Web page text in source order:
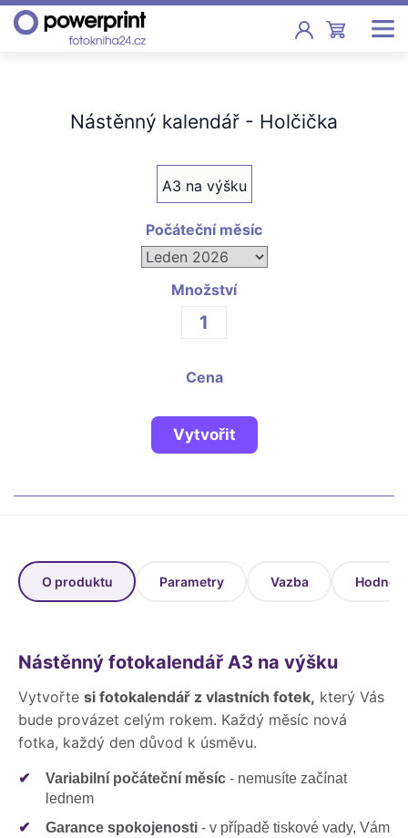
Pevná vazba, sešity, poukazy
Fotokalendáře
Nástěnné, stolní i roční
Tisk fotografií od 2,90 Kč
Nástěnný kalendář - Holčička
A3 na výšku
Počáteční měsíc
Množství
Cena
Vytvořit
O produktu Parametry Vazba
Nástěnný fotokalendář A3 na výšku
Vytvořte si fotokalendář z vlastních fotek, který Vás
bude provázet celým rokem. Každý měsíc nová
fotka, každý den důvod k úsměvu.
✔ Variabilní počáteční měsíc - nemusíte začínat
lednem
✔
Garance spokojenosti - v případě tiskové vady, Vám